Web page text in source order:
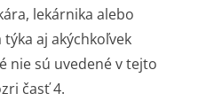
lekárnika alebo
aj akýchkoľvek
nie sú uvedené v tejto
časť 4.